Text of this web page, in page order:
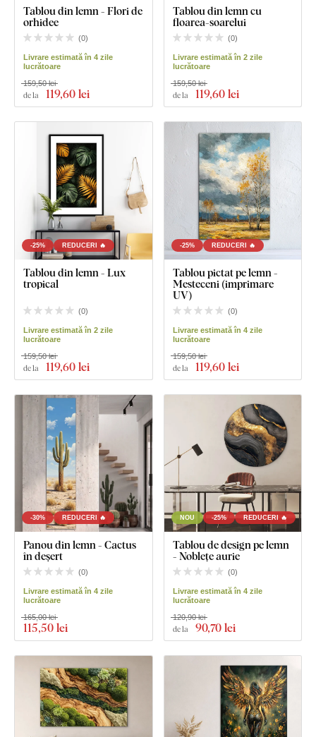
Tablou din lemn - Flori de
orhidee
(0)
Livrare estimată în 4 zile
lucrătoare
de la 119,60 lei
159,50 lei
Tablou din lemn cu
floarea-soarelui
(0)
Livrare estimată în 2 zile
lucrătoare
de la 119,60 lei
159,50 lei
-25% REDUCERI 🔥
Tablou din lemn - Lux
tropical
(0)
Livrare estimată în 2 zile
lucrătoare
de la 119,60 lei
159,50 lei
-25% REDUCERI 🔥
Tablou pictat pe lemn -
Mesteceni (imprimare
UV)
(0)
Livrare estimată în 4 zile
lucrătoare
de la 119,60 lei
159,50 lei
-30% REDUCERI 🔥
Panou din lemn - Cactus
în deșert
(0)
Livrare estimată în 4 zile
lucrătoare
115,50 lei
165,00 lei
NOU -25% REDUCERI 🔥
Tablou de design pe lemn
- Noblețe aurie
(0)
Livrare estimată în 4 zile
lucrătoare
de la 90,70 lei
120,90 lei